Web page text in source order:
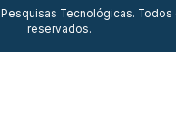
Tecnológicas. Todos
reservados.